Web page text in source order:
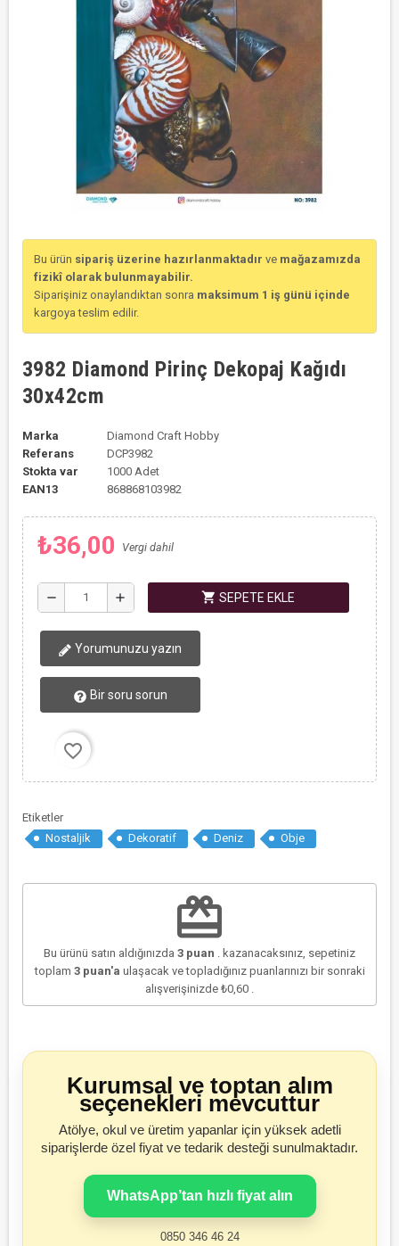
Bu ürün sipariş üzerine hazırlanmaktadır ve mağazamızda
fizikî olarak bulunmayabilir.
Siparişiniz onaylandıktan sonra maksimum 1 iş günü içinde
kargoya teslim edilir.
3982 Diamond Pirinç Dekopaj Kağıdı
30x42cm
Marka
Diamond Craft Hobby
Referans
DCP3982
Stokta var
1000 Adet
EAN13
868868103982
₺36,00 Vergi dahil
remove add shopping_cart SEPETE EKLE
Yorumunuzu yazın
Bir soru sorun
favorite_border
Etiketler
Nostaljik
Dekoratif Deniz Obje
redeem
Bu ürünü satın aldığınızda 3 puan . kazanacaksınız, sepetiniz
toplam 3puan'a ulaşacak ve topladığınız puanlarınızı bir sonraki
alışverişinizde ₺0,60
Kurumsal ve toptan alım
seçenekleri mevcuttur
Atölye, okul ve üretim yapanlar için yüksek adetli
siparişlerde özel fiyat ve tedarik desteği sunulmaktadır.
WhatsApp’tan hızlı fiyat alın
0850 346 46 24